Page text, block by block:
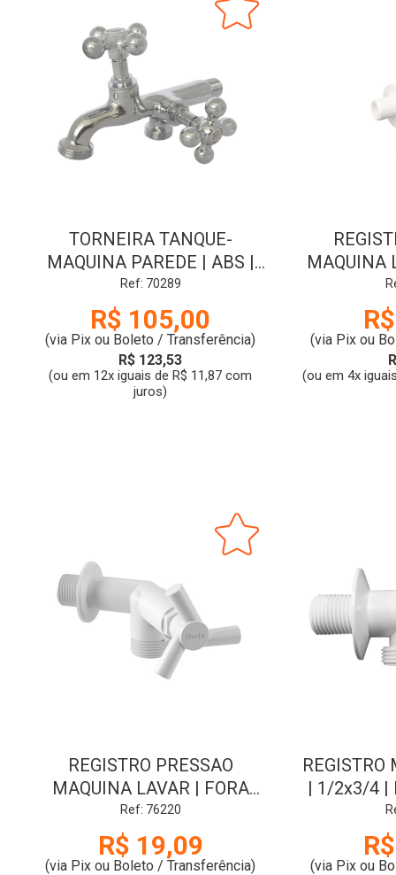
TORNEIRA TANQUE-
MAQUINA PAREDE | ABS |
7153-C38 | 1/2x3/4 | CR |
BIG LU
Ref: 70289
R$ 105,00
(via Pix ou Boleto / Transferência)
R$ 123,53
(ou em 12x iguais de R$ 11,87 com
juros)
MAQUINA
ENT
(via Pix ou
(ou em 4x
REGISTRO PRESSAO
MAQUINA LAVAR | FORA
CENTRO | SAIDA 1/2 |
BRANCO | DUDA
Ref: 76220
R$ 19,09
(via Pix ou Boleto / Transferência)
REGISTRO
| 1/2x3/4 |
(via Pix ou